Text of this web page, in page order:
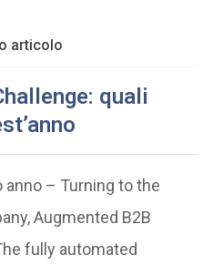
articolo
quali
– Turning to the
Augmented B2B
fully automated